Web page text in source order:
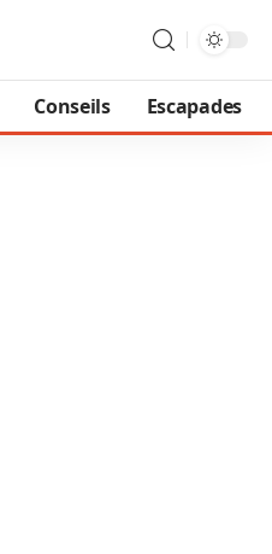
Conseils Escapades